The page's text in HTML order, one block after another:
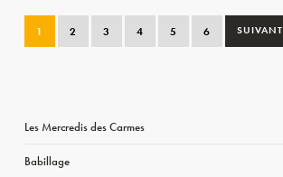
1 2 3 4 5 6 SUIVANT
Les Mercredis des Carmes
Babillage